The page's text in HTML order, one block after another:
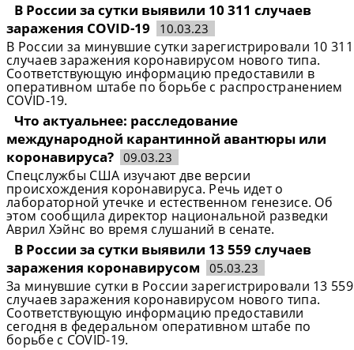
В России за сутки выявили 10 311 случаев
заражения COVID-19
10.03.23
В России за минувшие сутки зарегистрировали 10 311
случаев заражения коронавирусом нового типа.
Соответствующую информацию предоставили в
оперативном штабе по борьбе с распространением
COVID-19.
Что актуальнее: расследование
международной карантинной авантюры или​
коронавируса? 09.03.23
Спецслужбы США изучают две версии
происхождения коронавируса. Речь идет о​
лабораторной утечке и​ естественном генезисе. Об​
этом сообщила директор национальной разведки​
Аврил Хэйнс​ во​ время слушаний в​ сенате.
В России за сутки выявили 13 559 случаев
заражения коронавирусом
05.03.23
За минувшие сутки в России зарегистрировали 13 559
случаев заражения коронавирусом нового типа.
Соответствующую информацию предоставили
сегодня в федеральном оперативном штабе по
борьбе с COVID-19.